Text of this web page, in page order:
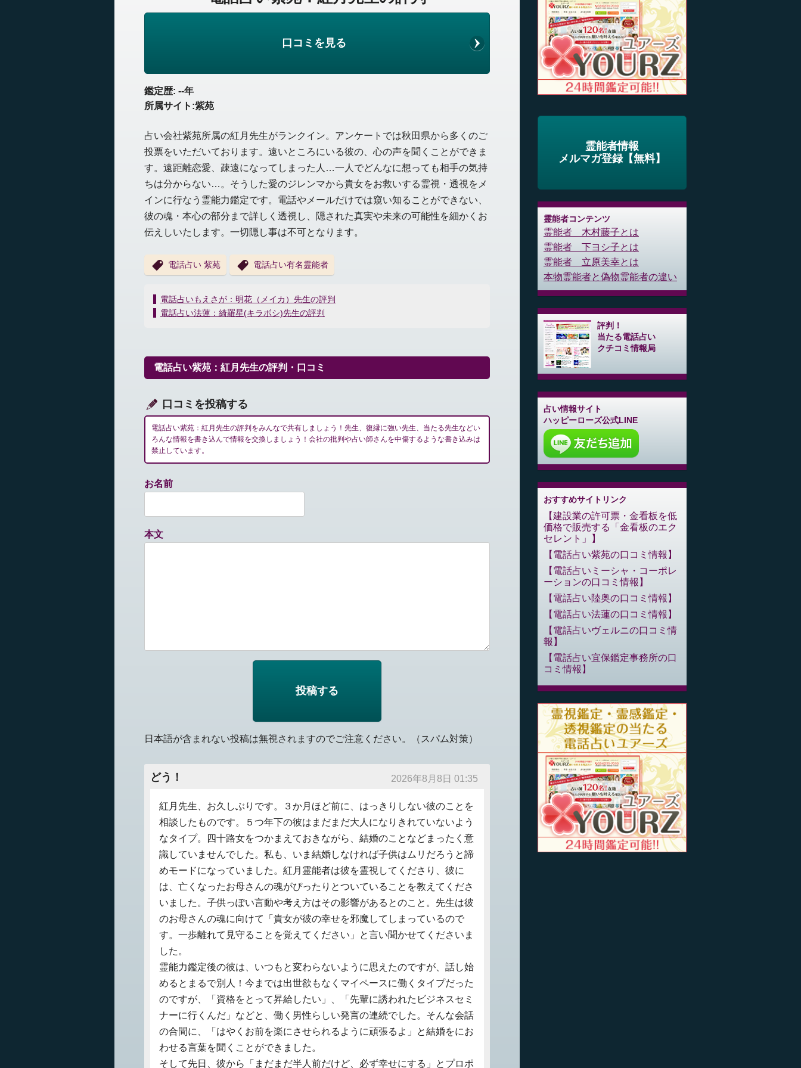
口コミを見る
鑑定歴: --年
所属サイト:紫苑
占い会社紫苑所属の紅月先生がランクイン。アンケートでは秋田県から多くのご
投票をいただいております。遠いところにいる彼の、心の声を聞くことができま
す。遠距離恋愛、疎遠になってしまった人…一人でどんなに想っても相手の気持
ちは分からない…。そうした愛のジレンマから貴女をお救いする霊視・透視をメ
インに行なう霊能力鑑定です。電話やメールだけでは窺い知ることができない、
彼の魂・本心の部分まで詳しく透視し、隠された真実や未来の可能性を細かくお
伝えしいたします。一切隠し事は不可となります。
電話占い 紫苑 電話占い有名霊能者
投
稿
ー
シ
ン
電話占いもえさが：明花（メイカ）先生の評判
電話占い法蓮：綺羅星(キラボシ)先生の評判
電話占い紫苑：紅月先生の評判・口コミ
口コミを投稿する
電話占い紫苑：紅月先生の評判をみんなで共有しましょう！先生、復縁に強い先生、当たる先生などい
ろんな情報を書き込んで情報を交換しましょう！会社の批判や占い師さんを中傷するような書き込みは
禁止しています。
お名前
本文
日本語が含まれない投稿は無視されますのでご注意ください。（スパム対策）
どう！ 2026年8月8日 01:35
紅月先生、お久しぶりです。３か月ほど前に、はっきりしない彼のことを
相談したものです。５つ年下の彼はまだまだ大人になりきれていないよう
なタイプ。四十路女をつかまえておきながら、結婚のことなどまったく意
識していませんでした。私も、いま結婚しなければ子供はムリだろうと諦
めモードになっていました。紅月霊能者は彼を霊視してくださり、彼に
は、亡くなったお母さんの魂がぴったりとついていることを教えてくださ
いました。子供っぽい言動や考え方はその影響があるとのこと。先生は彼
のお母さんの魂に向けて「貴女が彼の幸せを邪魔してしまっているので
す。一歩離れて見守ることを覚えてください」と言い聞かせてくださいま
した。
霊能力鑑定後の彼は、いつもと変わらないように思えたのですが、話し始
めるとまるで別人！今までは出世欲もなくマイペースに働くタイプだった
のですが、「資格をとって昇給したい」、「先輩に誘われたビジネスセミ
ナーに行くんだ」などと、働く男性らしい発言の連続でした。そんな会話
の合間に、「はやくお前を楽にさせられるように頑張るよ」と結婚をにお
わせる言葉を聞くことができました。
そして先日、彼から「まだまだ半人前だけど、必ず幸せにする」とプロポ
霊能者情報
メルマガ登録【無料】
霊能者コンテンツ
霊能者 木村藤子とは
霊能者 下ヨシ子とは
霊能者 立原美幸とは
本物霊能者と偽物霊能者の違い
評判！
当たる電話占い
クチコミ情報局
占い情報サイト
ハッピーローズ公式LINE
おすすめサイトリンク
建設業の許可票・金看板を低
価格で販売する「金看板のエク
セレント」
電話占い紫苑の口コミ情報
電話占いミーシャ・コーポレ
ーションの口コミ情報
電話占い陸奥の口コミ情報
電話占い法蓮の口コミ情報
電話占いヴェルニの口コミ情
報
電話占い宜保鑑定事務所の口
コミ情報